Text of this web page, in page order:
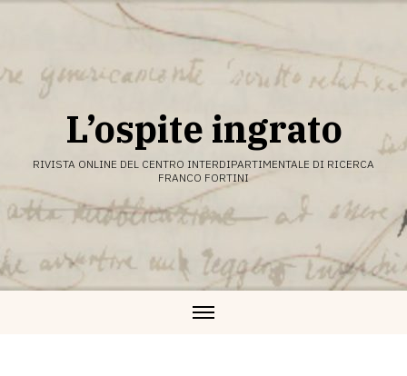
L’ospite ingrato
RIVISTA ONLINE DEL CENTRO INTERDIPARTIMENTALE DI RICERCA
FRANCO FORTINI